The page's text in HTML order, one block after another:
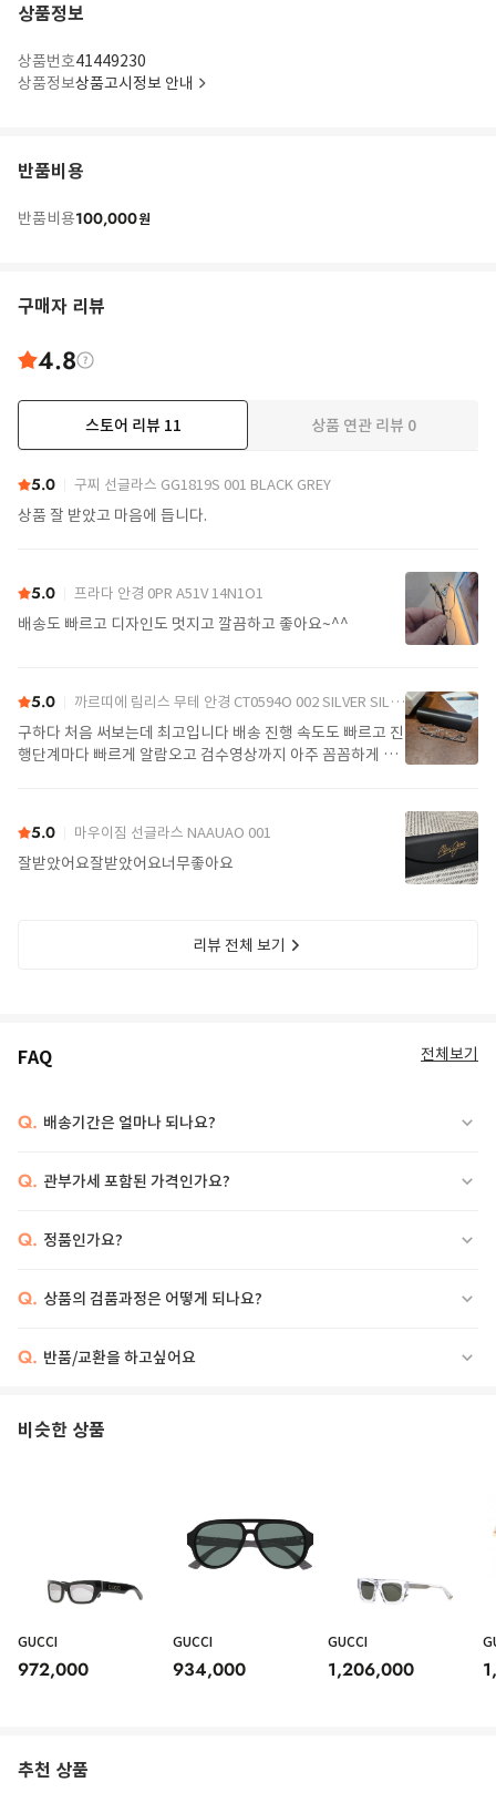
상품정보
상품번호41449230
상품정보상품고시정보 안내
반품비용
반품비용100,000원
구매자 리뷰
4.8
스토어 리뷰 11 상품 연관 리뷰 0
5.0 구찌 선글라스 GG1819S 001 BLACK GREY
상품 잘 받았고 마음에 듭니다.
5.0 프라다 안경 0PR A51V 14N1O1
배송도 빠르고 디자인도 멋지고 깔끔하고 좋아요~^^
5.0 까르띠에 림리스 무테 안경 CT0594O 002 SILVER SILVER TRANSPARENT
구하다 처음 써보는데 최고입니다 배송 진행 속도도 빠르고 진
행단계마다 빠르게 알람오고 검수영상까지 아주 꼼꼼하게 찍
5.0 마우이짐 선글라스 NAAUAO 001
잘받았어요잘받았어요너무좋아요
리뷰 전체 보기
FAQ 전체보기
Q. 배송기간은 얼마나 되나요?
Q. 관부가세 포함된 가격인가요?
Q. 정품인가요?
Q. 상품의 검품과정은 어떻게 되나요?
Q. 반품/교환을 하고싶어요
비슷한 상품
GUCCI
972,000
GUCCI
934,000
GUCCI
1,206,000
추천 상품